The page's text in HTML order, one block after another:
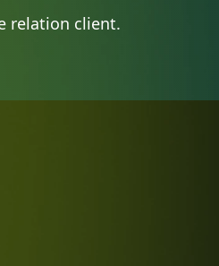
relation client.